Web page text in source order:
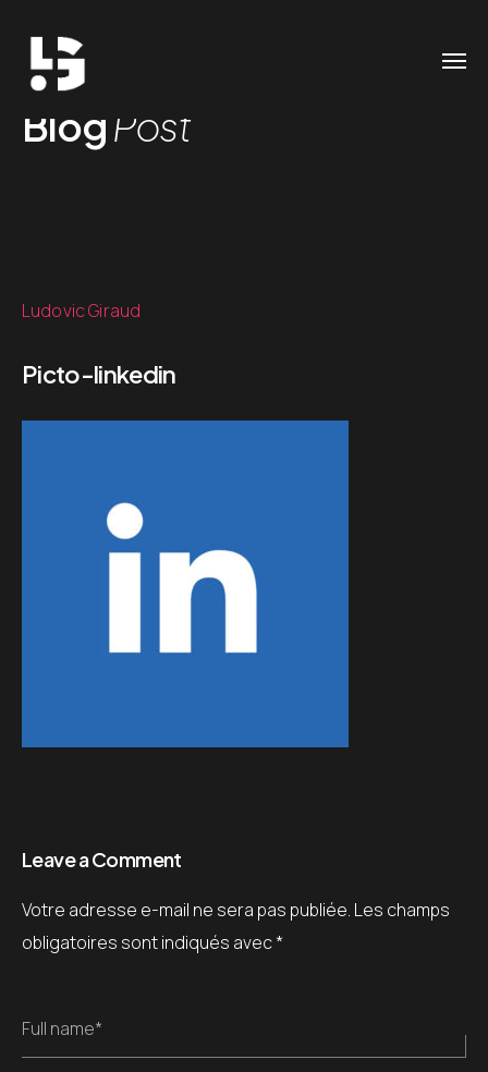
BlogPost
Ludovic Giraud
Picto-linkedin
Leave a Comment
Votre adresse e-mail ne sera pas publiée. Les champs
obligatoires sont indiqués avec*
Full name*